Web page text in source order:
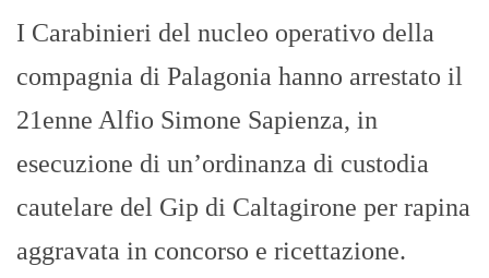
I Carabinieri del nucleo operativo della
compagnia di Palagonia hanno arrestato il
21enne Alfio Simone Sapienza, in
esecuzione di un’ordinanza di custodia
cautelare del Gip di Caltagirone per rapina
aggravata in concorso e ricettazione.